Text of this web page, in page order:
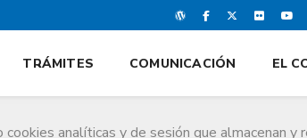
analíticas y de sesión que almacenan y
TRÁMITES COMUNICACIÓN EL